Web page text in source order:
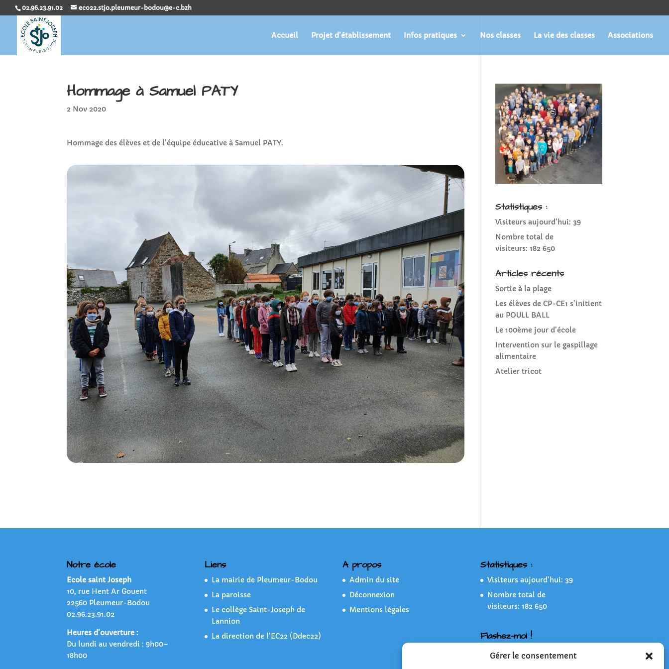
Gérer le consentement
02.96.23.91.02 eco22.stjo.pleumeur-bodou@e-c.bzh
Accueil Projet d’établissement Infos pratiques Nos classes La vie des classes Associations
Hommage à Samuel PATY
2 Nov 2020
Hommage des élèves et de l’équipe éducative à Samuel PATY.
Statistiques :
Visiteurs aujourd’hui: 39
Nombre total de
visiteurs: 182 650
Articles récents
Sortie à la plage
Les élèves de CP-CE1 s’initient
au POULL BALL
Le 100ème jour d’école
Intervention sur le gaspillage
alimentaire
Atelier tricot
Notre école
Ecole saint Joseph
10, rue Hent Ar Gouent
22560 Pleumeur-Bodou
02.96.23.91.02
Heures d’ouverture :
Du lundi au vendredi : 9h00–
18h00
Liens
La mairie de Pleumeur-Bodou
La paroisse
Le collège Saint-Joseph de
Lannion
La direction de l’EC22 (Ddec22)
A propos
Admin du site
Déconnexion
Mentions légales
Statistiques :
Visiteurs aujourd’hui: 39
Nombre total de
visiteurs: 182 650
Flashez-moi !